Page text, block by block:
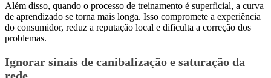
Além disso, quando o processo de treinamento é superficial, a curva
de aprendizado se torna mais longa. Isso compromete a experiência
do consumidor, reduz a reputação local e dificulta a correção dos
problemas.
Ignorar sinais de canibalização e saturação da